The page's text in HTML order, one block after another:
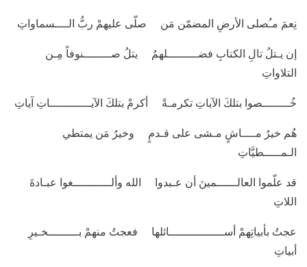
نِعمَ مـُصلى الأرضِ المضمّن مَن صلّى عليهمْ ربُّ الــــسماواتِ
إن يـتلُ تالِ الكتابِ فضـــــــــلهمُ يتلُ صــــــــنوفاً مِـن
التلاواتِ
خُــــــــصوا بتلكَ الآياتِ تكرمـةً أكرمْ بتلكَ الآيــــــــــــاتِ آياتِ
هُم خيرُ مــــاشٍ مـشى على قـدمٍ وخيرُ مَن يمتطي
الـمـــــطيَّاتِ
قد علّموا العالــــــمينَ أن عـبدوا الله وألـــــــــــغوا عبـادةَ
اللاتِ
عجتُ بأبياتِهمْ أســــــــــــــــائلها فعجتُ منهمْ بـــــــــخـيرِ
أبياتِ